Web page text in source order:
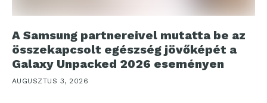
A Samsung partnereivel mutatta be az
összekapcsolt egészség jövőképét a
Galaxy Unpacked 2026 eseményen
AUGUSZTUS 3, 2026